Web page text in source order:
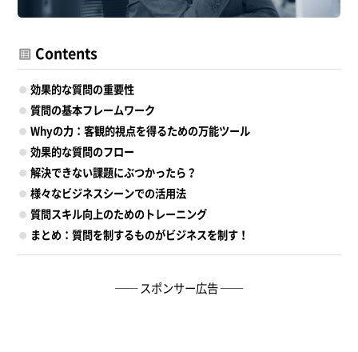
Contents
効果的な質問の重要性
質問の基本フレームワーク
Whyの力：客観的視点を得るための万能ツール
効果的な質問のフロー
解決できない課題にぶつかったら？
様々なビジネスシーンでの活用法
質問スキル向上のためのトレーニング
まとめ：質問を制するものがビジネスを制す！
── スポンサー広告 ──